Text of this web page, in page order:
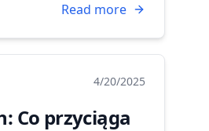
Read more
4/20/2025
Co przyciąga